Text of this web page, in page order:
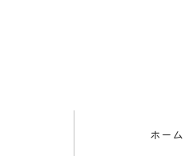
ホーム